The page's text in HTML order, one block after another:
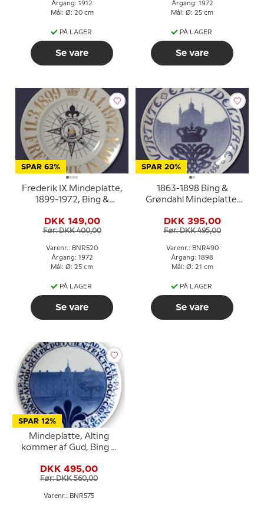
Årgang: 1912
Mål: Ø: 20 cm
PÅ LAGER
Se vare
Årgang: 1972
Mål: Ø: 25 cm
PÅ LAGER
Se vare
SPAR 63%
Frederik IX Mindeplatte,
1899-1972, Bing &
DKK 149,00
Før: DKK 400,00
Varenr.: BNR520
Årgang: 1972
Mål: Ø: 25 cm
PÅ LAGER
Se vare
SPAR 20%
1863-1898 Bing &
Grøndahl Mindeplatte,
DKK 395,00
Før: DKK 495,00
Varenr.: BNR490
Årgang: 1898
Mål: Ø: 21 cm
PÅ LAGER
Se vare
SPAR 12%
Mindeplatte, Alting
kommer af Gud, Bing &
DKK 495,00
Før: DKK 560,00
Varenr.: BNR575